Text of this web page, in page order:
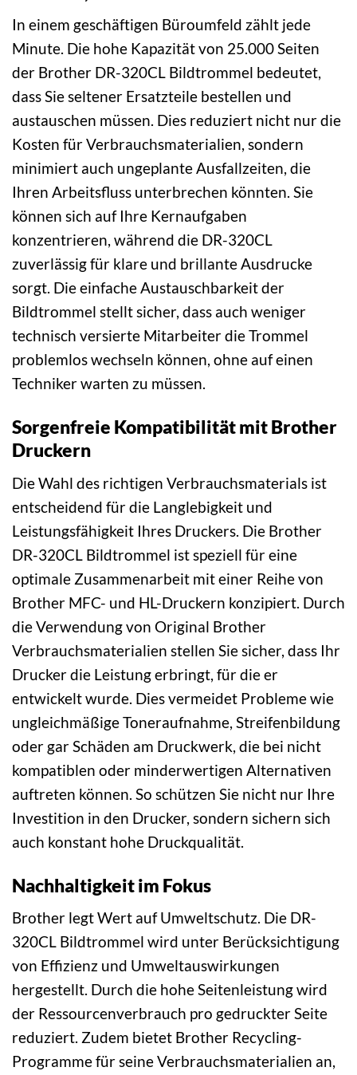
In einem geschäftigen Büroumfeld zählt jede
Minute. Die hohe Kapazität von 25.000 Seiten
der Brother DR-320CL Bildtrommel bedeutet,
dass Sie seltener Ersatzteile bestellen und
austauschen müssen. Dies reduziert nicht nur die
Kosten für Verbrauchsmaterialien, sondern
minimiert auch ungeplante Ausfallzeiten, die
Ihren Arbeitsfluss unterbrechen könnten. Sie
können sich auf Ihre Kernaufgaben
konzentrieren, während die DR-320CL
zuverlässig für klare und brillante Ausdrucke
sorgt. Die einfache Austauschbarkeit der
Bildtrommel stellt sicher, dass auch weniger
technisch versierte Mitarbeiter die Trommel
problemlos wechseln können, ohne auf einen
Techniker warten zu müssen.
Sorgenfreie Kompatibilität mit Brother
Druckern
Die Wahl des richtigen Verbrauchsmaterials ist
entscheidend für die Langlebigkeit und
Leistungsfähigkeit Ihres Druckers. Die Brother
DR-320CL Bildtrommel ist speziell für eine
optimale Zusammenarbeit mit einer Reihe von
Brother MFC- und HL-Druckern konzipiert. Durch
die Verwendung von Original Brother
Verbrauchsmaterialien stellen Sie sicher, dass Ihr
Drucker die Leistung erbringt, für die er
entwickelt wurde. Dies vermeidet Probleme wie
ungleichmäßige Toneraufnahme, Streifenbildung
oder gar Schäden am Druckwerk, die bei nicht
kompatiblen oder minderwertigen Alternativen
auftreten können. So schützen Sie nicht nur Ihre
Investition in den Drucker, sondern sichern sich
auch konstant hohe Druckqualität.
Nachhaltigkeit im Fokus
Brother legt Wert auf Umweltschutz. Die DR-
320CL Bildtrommel wird unter Berücksichtigung
von Effizienz und Umweltauswirkungen
hergestellt. Durch die hohe Seitenleistung wird
der Ressourcenverbrauch pro gedruckter Seite
reduziert. Zudem bietet Brother Recycling-
Programme für seine Verbrauchsmaterialien an,